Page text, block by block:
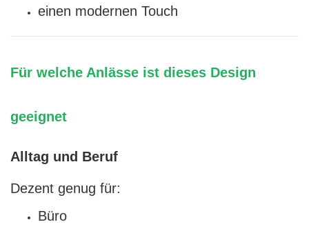
einen modernen Touch
Für welche Anlässe ist dieses Design
geeignet
Alltag und Beruf
Dezent genug für:
Büro